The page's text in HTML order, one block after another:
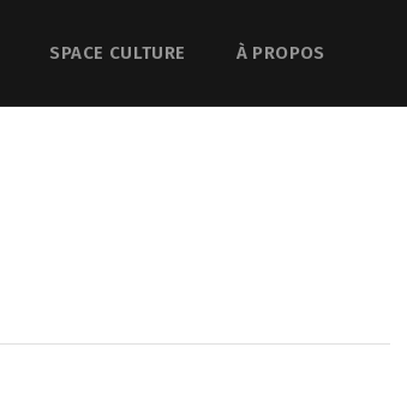
SPACE CULTURE À PROPOS